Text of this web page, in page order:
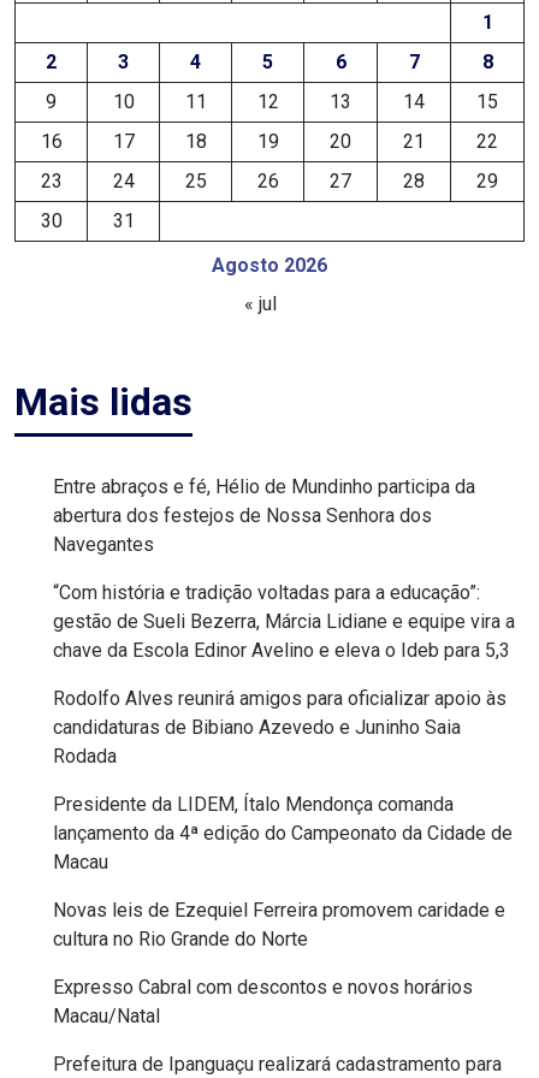
EDUCAÇÃO
ELEIÇÃO
ESCOLAR
ELEIÇÕES
DE
CARNAUBAIS
EMANCIPAÇÃO
DE
MACAU
EMANCIPAÇÃO
POLÍTICA
EMPREENDIMENTO
ENTREVISTA
ESPORTE
EVENTOS
FAKE
NEWS
Agosto 2026
1
2
3 4 5 6 7
8
9
10 11 12 13 14
15
16
17 18 19 20 21
22
23
24 25 26 27 28
29
30
31
« jul
Mais lidas
Entre abraços e fé, Hélio de Mundinho participa da
abertura dos festejos de Nossa Senhora dos
Navegantes
“Com história e tradição voltadas para a educação”:
gestão de Sueli Bezerra, Márcia Lidiane e equipe vira a
chave da Escola Edinor Avelino e eleva o Ideb para 5,3
Rodolfo Alves reunirá amigos para oficializar apoio às
candidaturas de Bibiano Azevedo e Juninho Saia
Rodada
Presidente da LIDEM, Ítalo Mendonça comanda
lançamento da 4ª edição do Campeonato da Cidade de
Macau
Novas leis de Ezequiel Ferreira promovem caridade e
cultura no Rio Grande do Norte
Expresso Cabral com descontos e novos horários
Macau/Natal
Prefeitura de Ipanguaçu realizará cadastramento para